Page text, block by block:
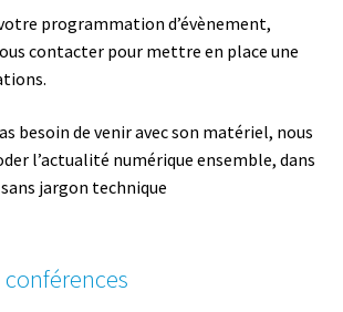
programmation d’évènement,
contacter pour mettre en place une
besoin de venir avec son matériel, nous
l’actualité numérique ensemble, dans
jargon technique